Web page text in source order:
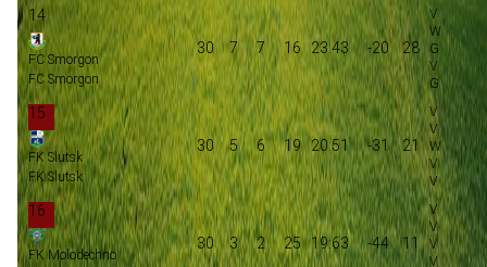
14
FC Smorgon
FC Smorgon
30 7 7 16 23:43 -20 28
15
FK Slutsk
FK Slutsk
30 5 6 19 20:51 -31 21
16
FK Molodechno
30 3 2 25 19:63 -44 11